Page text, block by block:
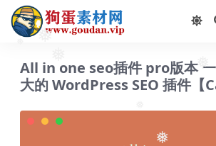
❅
❅
All in one seo插件 pro版本
大的 WordPress SEO 插件【